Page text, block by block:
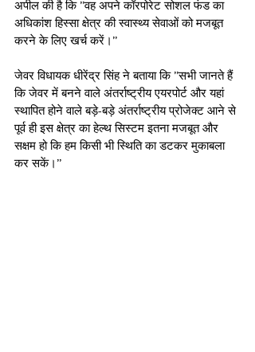
अपील की है कि ’’वह अपने कॉरपोरेट सोशल फंड का
अधिकांश हिस्सा क्षेत्र की स्वास्थ्य सेवाओं को मजबूत
करने के लिए खर्च करें।’’
जेवर विधायक धीरेंद्र सिंह ने बताया कि ’’सभी जानते हैं
कि जेवर में बनने वाले अंतर्राष्ट्रीय एयरपोर्ट और यहां
स्थापित होने वाले बड़े-बड़े अंतर्राष्ट्रीय प्रोजेक्ट आने से
पूर्व ही इस क्षेत्र का हेल्थ सिस्टम इतना मजबूत और
सक्षम हो कि हम किसी भी स्थिति का डटकर मुकाबला
कर सकें।’’